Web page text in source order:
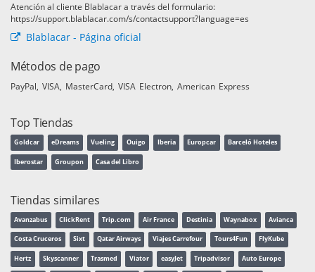
Atención al cliente Blablacar a través del formulario:
https://support.blablacar.com/s/contactsupport?language=es
Blablacar - Página oficial
Métodos de pago
PayPal VISA MasterCard VISA Electron American Express
Top Tiendas
Goldcar eDreams Vueling Ouigo Iberia Europcar Barceló Hoteles
Iberostar Groupon Casa del Libro
Tiendas similares
Avanzabus ClickRent Trip.com Air France Destinia Waynabox Avianca
Costa Cruceros Sixt Qatar Airways Viajes Carrefour Tours4Fun FlyKube
Hertz Skyscanner Trasmed Viator easyJet Tripadvisor Auto Europe